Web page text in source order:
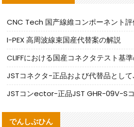
I-PEX 高周波線束国産代替案の解説
CLIFFにおける国産コネクタテスト基
でんしぶひん